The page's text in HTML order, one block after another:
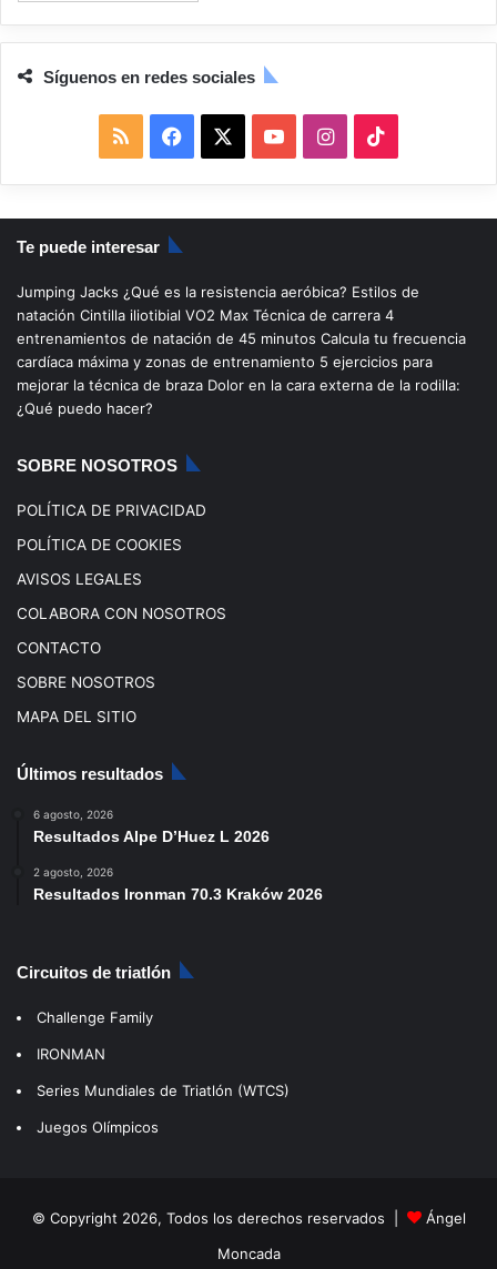
Síguenos en redes sociales
S
S
a
c
b
o
o
u
u
b
I
n
s
a
g
i
k
o
k
Te puede interesar
Jumping Jacks ¿Qué es la resistencia aeróbica? Estilos de
natación Cintilla iliotibial VO2 Max Técnica de carrera 4
entrenamientos de natación de 45 minutos Calcula tu frecuencia
cardíaca máxima y zonas de entrenamiento 5 ejercicios para
mejorar la técnica de braza Dolor en la cara externa de la rodilla:
¿Qué puedo hacer?
SOBRE NOSOTROS
POLÍTICA DE PRIVACIDAD
POLÍTICA DE COOKIES
AVISOS LEGALES
COLABORA CON NOSOTROS
CONTACTO
SOBRE NOSOTROS
MAPA DEL SITIO
Últimos resultados
6 agosto, 2026
Resultados Alpe D’Huez L 2026
2 agosto, 2026
Resultados Ironman 70.3 Kraków 2026
Circuitos de triatlón
Challenge Family
IRONMAN
Series Mundiales de Triatlón (WTCS)
Juegos Olímpicos
© Copyright 2026, Todos los derechos reservados |
Ángel
Moncada